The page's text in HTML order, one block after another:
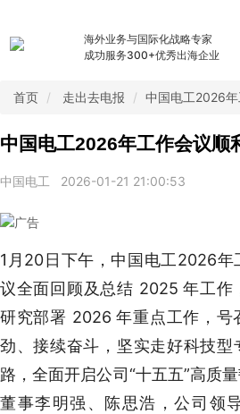
海外业务与国际化战略专家
成功服务300+优秀出海企业
首页 走出去电报 中国电工2026
中国电工2026年工作会议顺
中国电工 2026-01-21 21:00:53
1月20日下午，中国电工2026年
议全面回顾及总结 2025 年工作
研究部署 2026 年重点工作，号
劲、接续奋斗，坚实走好科技型
路，全面开启公司“十五五”高质
董事李明强、陈思浩，公司领